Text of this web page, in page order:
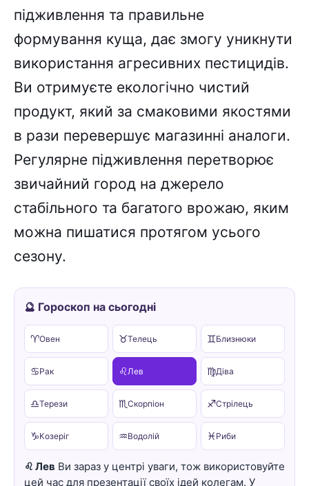
підживлення та правильне
формування куща, дає змогу уникнути
використання агресивних пестицидів.
Ви отримуєте екологічно чистий
продукт, який за смаковими якостями
в рази перевершує магазинні аналоги.
Регулярне підживлення перетворює
звичайний город на джерело
стабільного та багатого врожаю, яким
можна пишатися протягом усього
сезону.
🔮 Гороскоп на сьогодні
♈Овен ♉Телець ♊Близнюки
♋Рак ♌ Лев ♍Діва
♎Терези ♏Скорпіон ♐Стрілець
♑Козеріг ♒Водолій ♓ Риби
♌ Лев Ви зараз у центрі уваги, тож використовуйте
цей час для презентації своїх ідей колегам. У